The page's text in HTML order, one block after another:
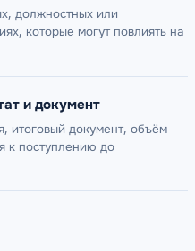
должностных или
которые могут повлиять на
и документ
итоговый документ, объём
к поступлению до